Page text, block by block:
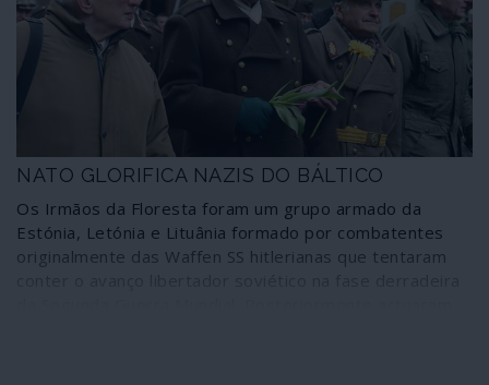
NATO GLORIFICA NAZIS DO BÁLTICO
Os Irmãos da Floresta foram um grupo armado da
Estónia, Letónia e Lituânia formado por combatentes
originalmente das Waffen SS hitlerianas que tentaram